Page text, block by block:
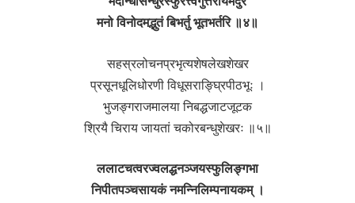
मनो विनोदमद्भुतं बिभर्तु भूतभर्तरि ॥४॥
सहस्रलोचनप्रभृत्यशेषलेखशेखर
प्रसूनधूलिधोरणी विधूसराङ्घ्रिपीठभूः ।
भुजङ्गराजमालया निबद्धजाटजूटक
श्रियै चिराय जायतां चकोरबन्धुशेखरः ॥५॥
ललाटचत्वरज्वलद्धनञ्जयस्फुलिङ्गभा
निपीतपञ्चसायकं नमन्निलिम्पनायकम् ।